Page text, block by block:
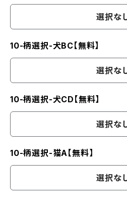
選択な
10-柄選択-犬BC【無料】
選択な
10-柄選択-犬CD【無料】
選択な
10-柄選択-猫A【無料】
選択な